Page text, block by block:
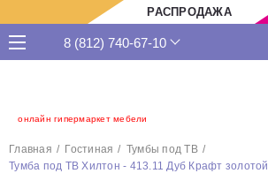
РАСПРОДАЖА
онлайн гипермаркет мебели
8 (812) 740-67-10
Главная Гостиная
Тумбы под ТВ
Тумба под ТВ Хилтон - 413.11 Дуб Крафт